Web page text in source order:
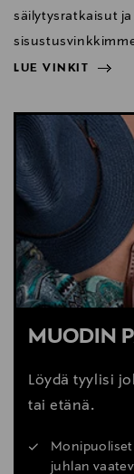
säilytysratkaisut
LUE VINKIT
LUE VINKIT
MUODIN
Löydä tyylisi
tai etänä.
juhlan